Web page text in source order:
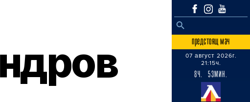
Search
SEARCH BUTTON
предстоящ мач
07 август 2026г.
21:15ч.
8Ч. 53МИН.